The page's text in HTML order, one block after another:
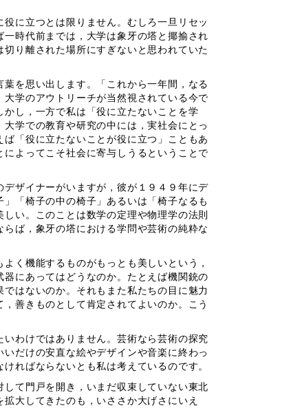
に立つとは限りません。むしろ一旦リセッ
時代前までは，大学は象牙の塔と揶揄され
り離された場所にすぎないと思われていた
を思い出します。「これから一年間，なる
学のアウトリーチが当然視されている今で
し，一方で私は「役に立たないことを学
学での教育や研究の中には，実社会にとっ
「役に立たないことが役に立つ」こともあ
よってこそ社会に寄与しうるということで
ザイナーがいますが，彼が１９４９年にデ
「椅子の中の椅子」あるいは「椅子なるも
い。このことは数学の定理や物理学の法則
ば，象牙の塔における学問や芸術の純粋な
く機能するものがもっとも美しいという，
にあってはどうなのか。たとえば機関銃の
はないのか。それもまた私たちの目に魅力
善きものとして肯定されてよいのか。こう
わけではありません。芸術なら芸術の探究
だけの安直な絵やデザインや音楽に終わっ
ればならないとも私は考えているのです。
て門戸を開き，いまだ収束していない東北
大してきたのも，いささか大げさにいえ